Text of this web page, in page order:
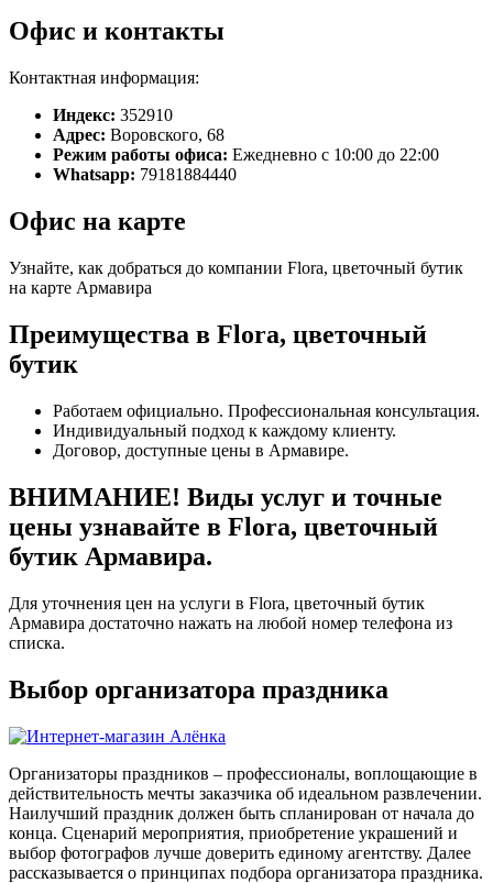
Офис и контакты
Контактная информация:
Индекс: 352910
Адрес: Воровского, 68
Режим работы офиса: Ежедневно с 10:00 до 22:00
Whatsapp: 79181884440
Офис на карте
Узнайте, как добраться до компании Flora, цветочный бутик
на карте Армавира
Преимущества в Flora, цветочный
бутик
Работаем официально. Профессиональная консультация.
Индивидуальный подход к каждому клиенту.
Договор, доступные цены в Армавире.
ВНИМАНИЕ! Виды услуг и точные
цены узнавайте в Flora, цветочный
бутик Армавира.
Для уточнения цен на услуги в Flora, цветочный бутик
Армавира достаточно нажать на любой номер телефона из
списка.
Выбор организатора праздника
Организаторы праздников – профессионалы, воплощающие в
действительность мечты заказчика об идеальном развлечении.
Наилучший праздник должен быть спланирован от начала до
конца. Сценарий мероприятия, приобретение украшений и
выбор фотографов лучше доверить единому агентству. Далее
рассказывается о принципах подбора организатора праздника.